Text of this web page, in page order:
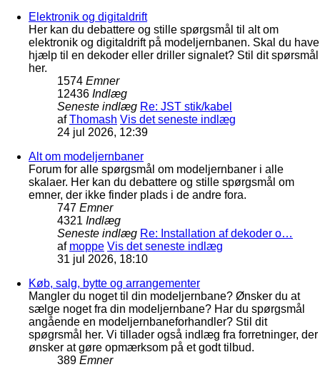
Elektronik og digitaldrift
Her kan du debattere og stille spørgsmål til alt om
elektronik og digitaldrift på modeljernbanen. Skal du have
hjælp til en dekoder eller driller signalet? Stil dit spørsmål
her.
1574 Emner
12436 Indlæg
Seneste indlæg Re: JST stik/kabel
afThomash Vis det seneste indlæg
24 jul 2026, 12:39
Alt om modeljernbaner
Forum for alle spørgsmål om modeljernbaner i alle
skalaer. Her kan du debattere og stille spørgsmål om
emner, der ikke finder plads i de andre fora.
747 Emner
4321 Indlæg
Seneste indlæg Re: Installation af dekoder o…
af moppe Vis det seneste indlæg
31 jul 2026, 18:10
Køb, salg, bytte og arrangementer
Mangler du noget til din modeljernbane? Ønsker du at
sælge noget fra din modeljernbane? Har du spørgsmål
angående en modeljernbaneforhandler? Stil dit
spøgrsmål her. Vi tillader også indlæg fra forretninger, der
ønsker at gøre opmærksom på et godt tilbud.
389 Emner